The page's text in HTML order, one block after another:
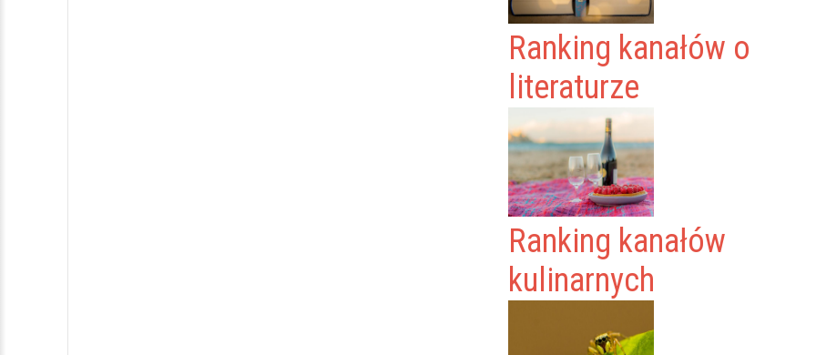
Ranking kanałów o
literaturze
Ranking kanałów
kulinarnych